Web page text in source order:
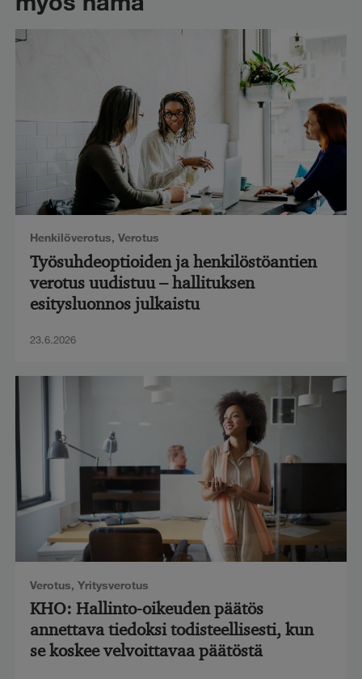
Henkilöverotus, Verotus
Työsuhdeoptioiden ja henkilöstöantien
verotus uudistuu – hallituksen
esitysluonnos julkaistu
23.6.2026
Verotus, Yritysverotus
KHO: Hallinto-oikeuden päätös
annettava tiedoksi todisteellisesti, kun
se koskee velvoittavaa päätöstä